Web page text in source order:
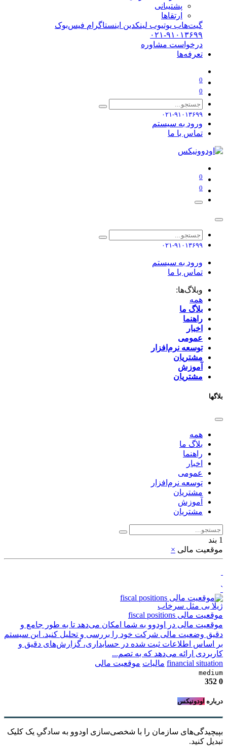
پشتیبانی
ارتقاها
گیت‌هاب یوتیوب لینکدین اینستاگرام فیس‌بوک
۰۲۱-۹۱۰۱۳۶۹۹
درخواست مشاوره
تعرفه‌ها
0
0
۰۲۱-۹۱۰۱۳۶۹۹
ورود به سیستم
تماس با ما
0
0
۰۲۱-۹۱۰۱۳۶۹۹
ورود به سیستم
تماس با ما
وبلاگ‌ها:
همه
بلاگ ما
راهنما
اخبار
عمومی
توسعه نرم‌افزار ​
مشتریان
آموزش
مشتریان
بلاگها
همه
بلاگ ما
راهنما
اخبار
عمومی
توسعه نرم‌افزار ​
مشتریان
آموزش
مشتریان
1 بند
موقعیت مالی ×
`
ژیلا بی مثل سرخاب
موقعیت مالی fiscal positions
موقعیت مالی در اودوو به شما امکان می‌دهد تا به طور جامع و
دقیق وضعیت مالی شرکت خود را بررسی و تحلیل کنید. این سیستم
بر اساس اطلاعات ثبت شده در حسابداری، گزارش‌های دقیق و
کاربردی ارائه می‌دهد که به تصم...
financial situation مالیات موقعیت مالی
medium
0
352
درباره اودونیکس
بپیچیدگی‌های سازمان را با شخصی‌سازی اودوو به سادگیِ یک کلیک
تبدیل کنید.